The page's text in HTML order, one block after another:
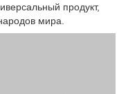
продукт,
мира.